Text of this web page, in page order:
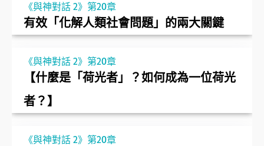
《與神對話 2》第20章
有效「化解人類社會問題」的兩大關鍵
《與神對話 2》第20章
【什麼是「荷光者」？如何成為一位荷光
者？】
《與神對話 2》第20章